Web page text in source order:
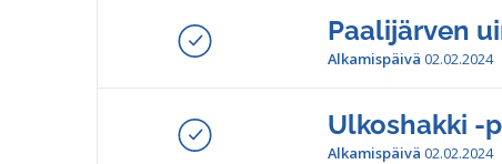
Paalijärven
Alkamispäivä 02.02.2024
Ulkoshakki -
Alkamispäivä 02.02.2024